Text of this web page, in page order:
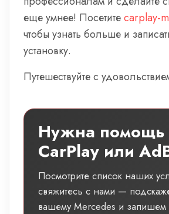
еще умнее! Посетитеcarplay-
чтобы узнать больше и
установку.
Путешествуйте с
Нужна помощь
CarPlay или
Посмотрите список наших
свяжитесь с нами —
вашему Mercedes и